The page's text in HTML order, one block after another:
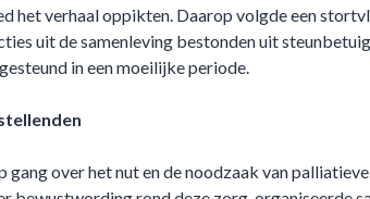
het verhaal oppikten. Daarop volgde een
uit de samenleving bestonden uit
in een moeilijke periode.
over het nut en de noodzaak van